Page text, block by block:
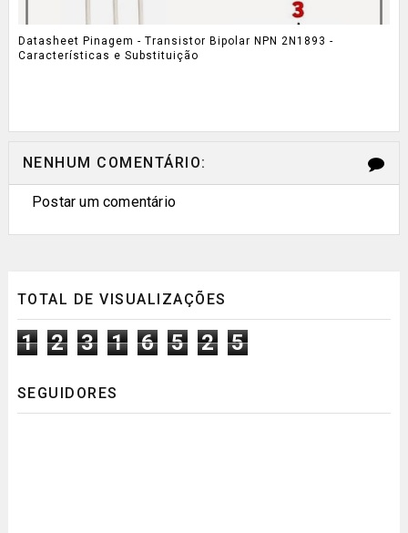
Datasheet Pinagem - Transistor Bipolar NPN 2N1893 -
Características e Substituição
NENHUM COMENTÁRIO:
Postar um comentário
TOTAL DE VISUALIZAÇÕES
1 2 3 1 6 5 2 5
SEGUIDORES